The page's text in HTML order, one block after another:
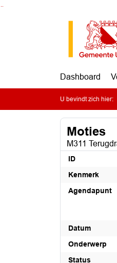
Dashboard
U bevindt zich hier:
Moties
M311
ID
Kenmerk
Agendapunt
Datum
Onderwerp
Status